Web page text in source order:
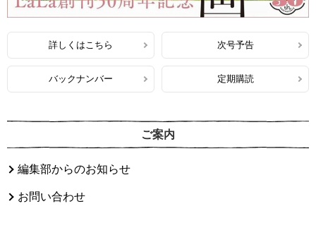
詳しくはこちら 次号予告
バックナンバー 定期購読
ご案内
編集部からのお知らせ
お問い合わせ